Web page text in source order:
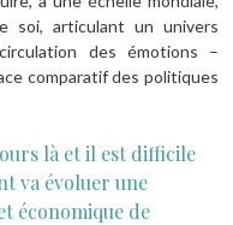
soi, articulant un univers
des émotions –
comparatif des politiques
là et il est difficile
va évoluer une
économique de